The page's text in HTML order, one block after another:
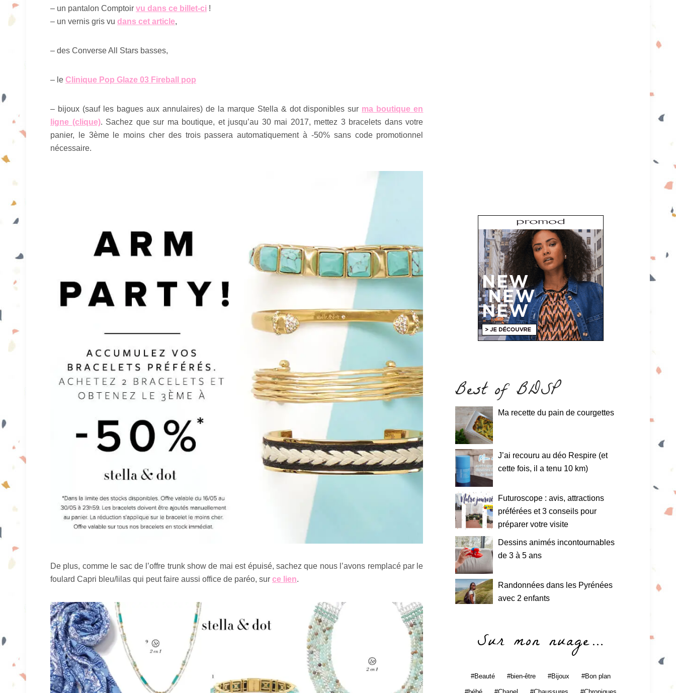
– un pantalon Comptoir vu dans ce billet-ci !
– un vernis gris vu dans cet article,
– des Converse All Stars basses,
– le Clinique Pop Glaze 03 Fireball pop
– bijoux (sauf les bagues aux annulaires) de la marque Stella & dot disponibles sur ma boutique en
ligne (clique). Sachez que sur ma boutique, et jusqu’au 30 mai 2017, mettez 3 bracelets dans votre
panier, le 3ème le moins cher des trois passera automatiquement à -50% sans code promotionnel
nécessaire.
De plus, comme le sac de l’offre trunk show de mai est épuisé, sachez que nous l’avons remplacé par le
foulard Capri bleu/lilas qui peut faire aussi office de paréo, sur ce lien.
Best of BDSP
Ma recette du pain de courgettes
J’ai recouru au déo Respire (et
cette fois, il a tenu 10 km)
Futuroscope : avis, attractions
préférées et 3 conseils pour
préparer votre visite
Dessins animés incontournables
de 3 à 5 ans
Randonnées dans les Pyrénées
avec 2 enfants
Sur mon nuage…
Beauté bien-être Bijoux Bon plan